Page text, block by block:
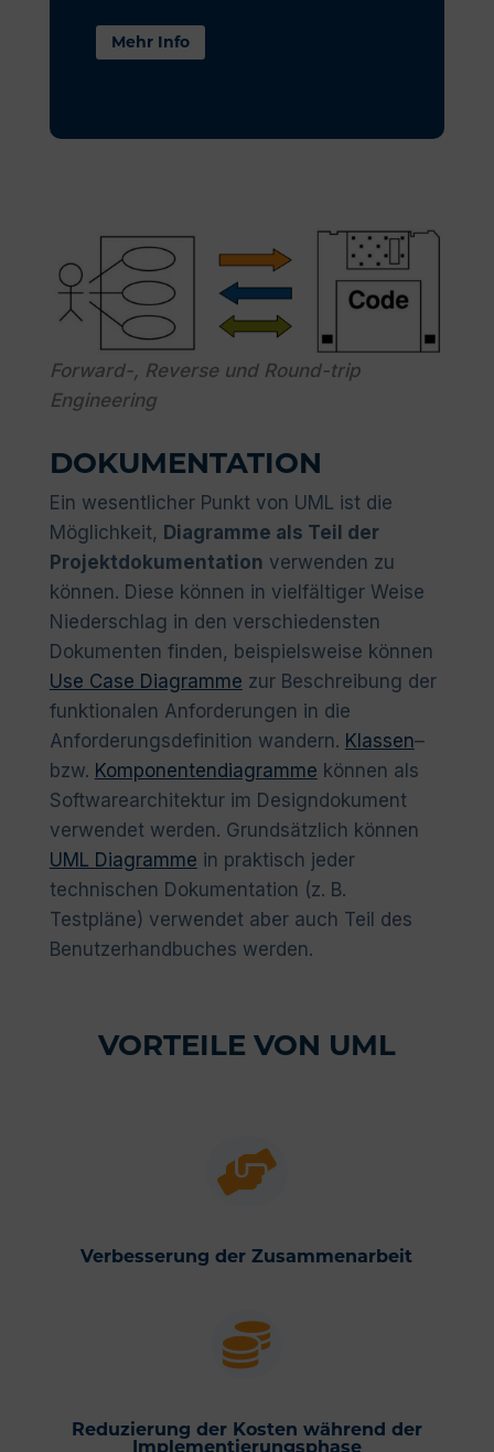
Mehr Info
Forward-, Reverse und Round-trip
Engineering
DOKUMENTATION
Ein wesentlicher Punkt von UML ist die
Möglichkeit, Diagramme als Teil der
Projektdokumentation verwenden zu
können. Diese können in vielfältiger Weise
Niederschlag in den verschiedensten
Dokumenten finden, beispielsweise können
Use Case Diagramme zur Beschreibung der
funktionalen Anforderungen in die
Anforderungsdefinition wandern. Klassen–
bzw. Komponentendiagramme können als
Softwarearchitektur im Designdokument
verwendet werden. Grundsätzlich können
UML Diagramme in praktisch jeder
technischen Dokumentation (z. B.
Testpläne) verwendet aber auch Teil des
Benutzerhandbuches werden.
VORTEILE VON UML

Verbesserung der Zusammenarbeit

Reduzierung der Kosten während der
Implementierungsphase